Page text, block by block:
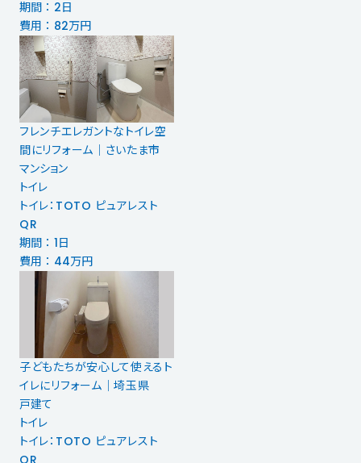
期間 ： 2日
費用 ： 82万円
フレンチエレガントなトイレ空
間にリフォーム｜さいたま市
マンション
トイレ
トイレ：TOTO ピュアレスト
QR
期間 ： 1日
費用 ： 44万円
子どもたちが安心して使えるト
イレにリフォーム｜埼玉県
戸建て
トイレ
トイレ：TOTO ピュアレスト
QR